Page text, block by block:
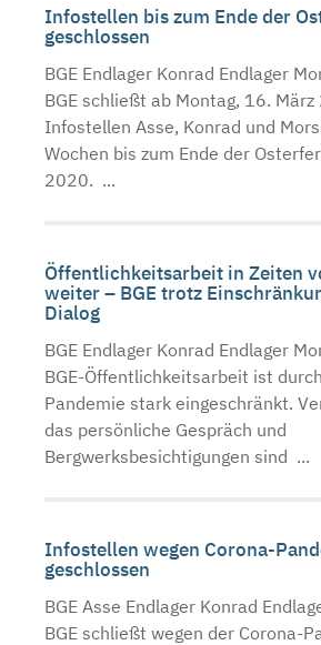
Infostellen bis zum Ende der
geschlossen
BGE Endlager Konrad Endlager
BGE schließt ab Montag, 16.
Infostellen Asse, Konrad und
Wochen bis zum Ende der
2020. ...
Öffentlichkeitsarbeit in Zeiten
weiter – BGE trotz
Dialog
BGE Endlager Konrad Endlager
BGE-Öffentlichkeitsarbeit ist
Pandemie stark eingeschränkt.
das persönliche Gespräch und
Bergwerksbesichtigungen sind ...
Infostellen wegen Corona-
geschlossen
BGE Asse Endlager Konrad
BGE schließt wegen der Corona-